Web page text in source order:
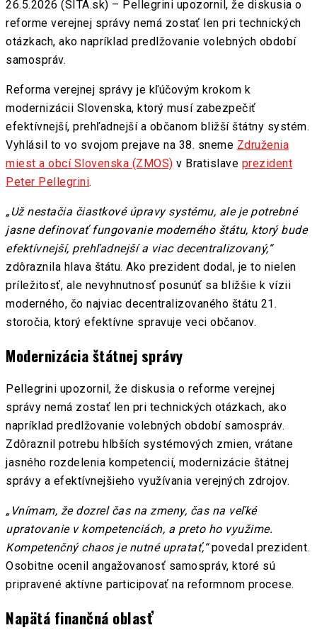
26.5.2026 (SITA.sk) – Pellegrini upozornil, že diskusia o
reforme verejnej správy nemá zostať len pri technických
otázkach, ako napríklad predlžovanie volebných období
samospráv.
Reforma verejnej správy je kľúčovým krokom k
modernizácii Slovenska, ktorý musí zabezpečiť
efektívnejší, prehľadnejší a občanom bližší štátny systém.
Vyhlásil to vo svojom prejave na 38. sneme Združenia
miest a obcí Slovenska (ZMOS) v Bratislave prezident
Peter Pellegrini.
„Už nestačia čiastkové úpravy systému, ale je potrebné
jasne definovať fungovanie moderného štátu, ktorý bude
efektívnejší, prehľadnejší a viac decentralizovaný,“
zdôraznila hlava štátu. Ako prezident dodal, je to nielen
príležitosť, ale nevyhnutnosť posunúť sa bližšie k vízii
moderného, čo najviac decentralizovaného štátu 21.
storočia, ktorý efektívne spravuje veci občanov.
Modernizácia štátnej správy
Pellegrini upozornil, že diskusia o reforme verejnej
správy nemá zostať len pri technických otázkach, ako
napríklad predlžovanie volebných období samospráv.
Zdôraznil potrebu hlbších systémových zmien, vrátane
jasného rozdelenia kompetencií, modernizácie štátnej
správy a efektívnejšieho využívania verejných zdrojov.
„Vnímam, že dozrel čas na zmeny, čas na veľké
upratovanie v kompetenciách, a preto ho využime.
Kompetenčný chaos je nutné upratať,“povedal prezident.
Osobitne ocenil angažovanosť samospráv, ktoré sú
pripravené aktívne participovať na reformnom procese.
Napätá finančná oblasť